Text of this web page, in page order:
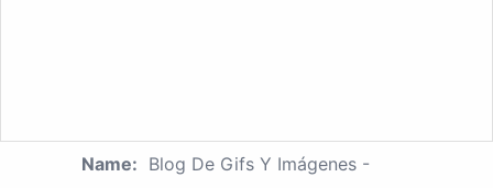
Name: Blog De Gifs Y Imágenes -